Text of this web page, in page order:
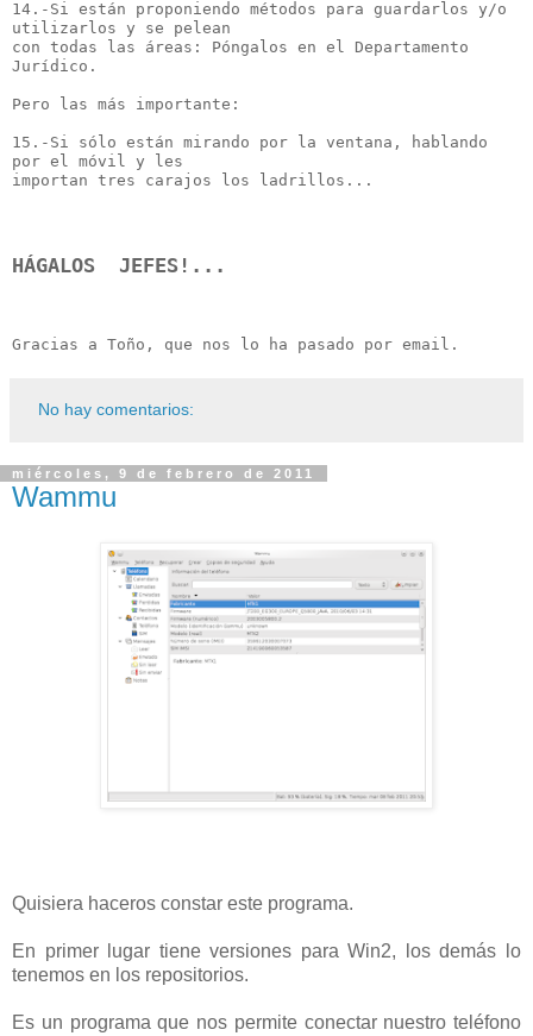
14.-Si están proponiendo métodos para guardarlos y/o
utilizarlos y se pelean
con todas las áreas: Póngalos en el Departamento
Jurídico.
Pero las más importante:
15.-Si sólo están mirando por la ventana, hablando
por el móvil y les
importan tres carajos los ladrillos...
HÁGALOS  JEFES!...
Gracias a Toño, que nos lo ha pasado por email.
No hay comentarios:
miércoles, 9 de febrero de 2011
Wammu
Quisiera haceros constar este programa.
En primer lugar tiene versiones para Win2, los demás lo
tenemos en los repositorios.
Es un programa que nos permite conectar nuestro teléfono